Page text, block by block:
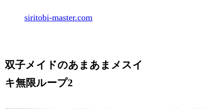
siritobi-master.com
双子メイドのあまあまメスイ
キ無限ループ2